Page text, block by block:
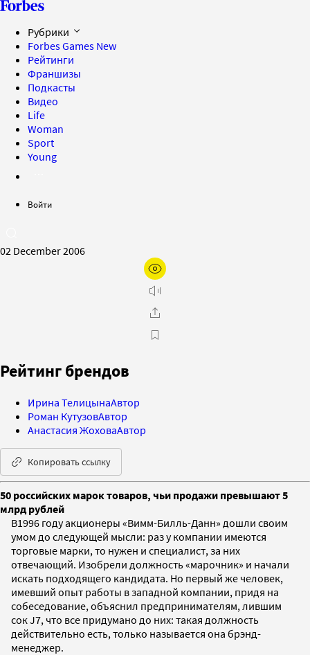
Рубрики
Forbes Games New
Рейтинги
Франшизы
Подкасты
Видео
Life
Woman
Sport
Young
Войти
02 December 2006
Рейтинг брендов
Ирина ТелицынаАвтор
Роман КутузовАвтор
Анастасия ЖоховаАвтор
Копировать ссылку
50 российских марок товаров, чьи продажи превышают 5
млрд рублей
В1996 году акционеры «Вимм-Билль-Данн» дошли своим
умом до следующей мысли: раз у компании имеются
торговые марки, то нужен и специалист, за них
отвечающий. Изобрели должность «марочник» и начали
искать подходящего кандидата. Но первый же человек,
имевший опыт работы в западной компании, придя на
собеседование, объяснил предпринимателям, лившим
сок J7, что все придумано до них: такая должность
действительно есть, только называется она брэнд-
менеджер.